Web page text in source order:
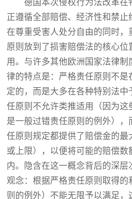
德国本次侵权行为法改革在
正遵循全部赔偿、经济性和禁止
在尊重受害人处分自由的同时，
原则放到了损害赔偿法的核心位
用。与许多其他欧洲国家法律制
律的特点是：严格责任原则不是
定的，而是大多在各种特别法中
任原则不允许类推适用（因为这
是一般过错责任原则的例外），
任原则规定都提供了赔偿金的最
或上限），以便将可能的赔偿数
内。隐含在这一概念背后的深层
观念：根据严格责任原则取得的
则的例外）不能无限予以满足，